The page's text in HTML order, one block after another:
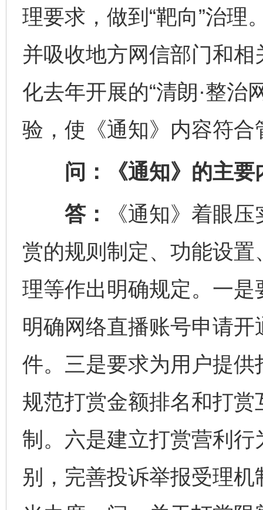
理要求，做到“靶向”治理
并吸收地方网信部门和
化去年开展的“清朗·整治
验，使《通知》内容符
问：《通知》的主要
答：
《通知》着眼
赏的规则制定、功能设
理等作出明确规定。一
明确网络直播账号申请
件。三是要求为用户提
规范打赏金额排名和打
制。六是建立打赏营利
别，完善投诉举报受理